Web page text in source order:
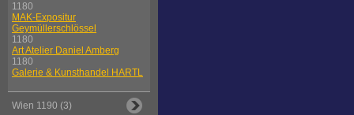
1180
MAK-Expositur
Geymüllerschlössel
1180
Art Atelier Daniel Amberg
1180
Galerie & Kunsthandel HARTL
Wien 1190 (3)